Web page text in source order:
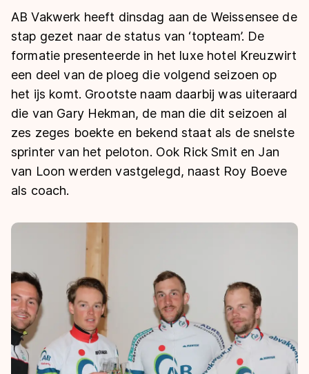
Langebaan
Shorttrack
Inlineskaten
Kunstschaatsen
Schoonrijden
Natuurijs
Uitslagen
Langebaan
Shorttrack
Marathon
Kunstschaatsen
Tijden & historie
Ranglijsten Langebaan
Persoonlijke records & tijden
Historie & statistiek
De weg op
Inschrijven wedstrijden
Algemene Nederlandse Schaatstijd
Deze zomer de weg op
Schaatsfans
Alles voor jou als schaatsfan
Word schaatsfan!
Winacties
Olympische Spelen
Olympische Spelen
Medaille overzicht
Medaillespiegel
Olympische uitslagen
Van Jong tot Goud verhalen
AB Vakwerk heeft dinsdag aan de Weissensee de
stap gezet naar de status van ‘topteam’. De
formatie presenteerde in het luxe hotel Kreuzwirt
een deel van de ploeg die volgend seizoen op
het ijs komt. Grootste naam daarbij was uiteraard
die van Gary Hekman, de man die dit seizoen al
zes zeges boekte en bekend staat als de snelste
sprinter van het peloton. Ook Rick Smit en Jan
van Loon werden vastgelegd, naast Roy Boeve
als coach.